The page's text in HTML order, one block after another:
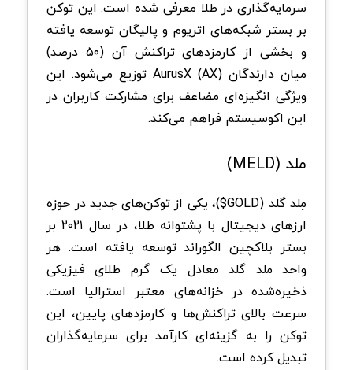
سرمایه‌گذاری در طلا معرفی شده است. این توکن
بر بستر شبکه‌های اتریوم و پالیگان توسعه یافته
و بخشی از کارمزدهای تراکنش آن (۵۰ درصد)
میان دارندگان AurusX (AX) توزیع می‌شود. این
ویژگی انگیزه‌ای مضاعف برای مشارکت کاربران در
این اکوسیستم فراهم می‌کند.
ملد (MELD)
مِلد گلد (GOLD$)، یکی از توکن‌های جدید در حوزه
ارزهای دیجیتال با پشتوانه طلا، در سال ۲۰۲۱ بر
بستر بلاکچین الگوراند توسعه یافته است. هر
واحد ملد گلد معادل یک گرم طلای فیزیکی
ذخیره‌شده در خزانه‌های معتبر استرالیا است.
سرعت بالای تراکنش‌ها و کارمزدهای پایین، این
توکن را به گزینه‌ای کارآمد برای سرمایه‌گذاران
تبدیل کرده است.